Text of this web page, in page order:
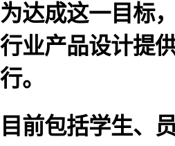
为达成这一目标
行业产品设计提
行。
目前包括学生、